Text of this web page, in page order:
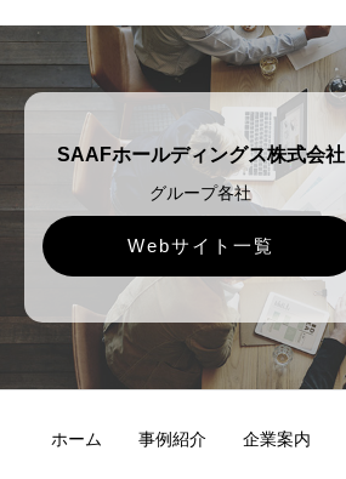
SAAFホールディングス株式会社
グループ各社
Webサイト一覧
ホーム 事例紹介 企業案内